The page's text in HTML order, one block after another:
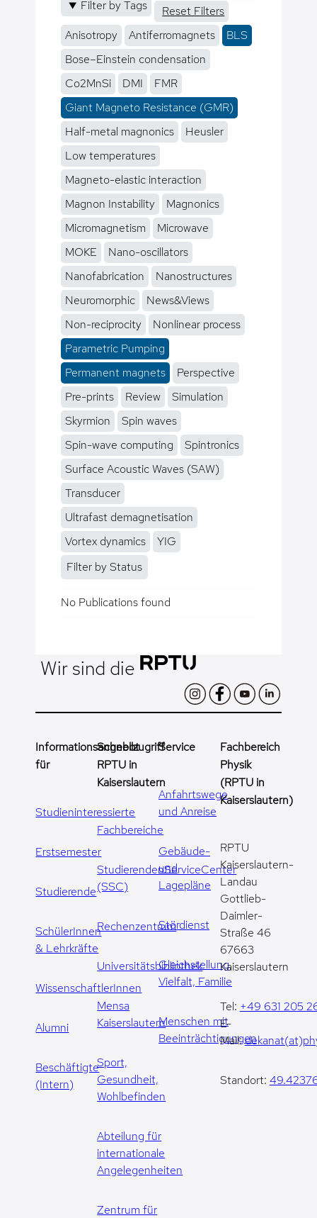
Filter by Tags
Reset Filters
Anisotropy
Antiferromagnets
BLS
Bose–Einstein condensation
Co2MnSi
DMI
FMR
Giant Magneto Resistance (GMR)
Half-metal magnonics
Heusler
Low temperatures
Magneto-elastic interaction
Magnon Instability
Magnonics
Micromagnetism
Microwave
MOKE
Nano-oscillators
Nanofabrication
Nanostructures
Neuromorphic
News&Views
Non-reciprocity
Nonlinear process
Parametric Pumping
Permanent magnets
Perspective
Pre-prints
Review
Simulation
Skyrmion
Spin waves
Spin-wave computing
Spintronics
Surface Acoustic Waves (SAW)
Transducer
Ultrafast demagnetisation
Vortex dynamics
YIG
Filter by Status
No Publications found
Wir sind die
Informationsangebot
für
Studieninteressierte
Erstsemester
Studierende
SchülerInnen
& Lehrkräfte
WissenschaftlerInnen
Alumni
Beschäftigte
(Intern)
Schnellzugriff
RPTU in
Kaiserslautern
Fachbereiche
StudierendenServiceCenter
(SSC)
Rechenzentrum
Universitätsbibliothek
Mensa
Kaiserslautern
Sport,
Gesundheit,
Wohlbefinden
Abteilung für
internationale
Angelegenheiten
Zentrum für
Service
Anfahrtswege
und Anreise
Gebäude-
und
Lagepläne
Stördienst
Gleichstellung,
Vielfalt, Familie
Menschen mit
Beeinträchtigungen
Fachbereich
Physik
(RPTU in
Kaiserslautern)
RPTU
Kaiserslautern-
Landau
Gottlieb-
Daimler-
Straße 46
67663
Kaiserslautern
Tel: +49 631 205
E-
Mail:
Standort: